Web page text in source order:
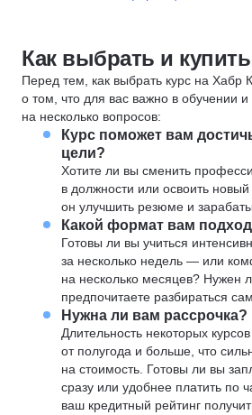
Как выбрать и
Перед тем, как выбрать курс на Хабр
о том, что для вас важно в обучении и
на несколько вопросов:
Курс поможет вам
цели?
Хотите ли вы сменить
в должности или освоить
он улучшить резюме и
Какой формат вам
Готовы ли вы учиться
за несколько недель — или
на несколько месяцев? Нужен
предпочитаете разбираться
Нужна ли вам рассрочка?
Длительность некоторых
от полугода и больше, что
на стоимость. Готовы ли вы
сразу или удобнее платить по
ваш кредитный рейтинг